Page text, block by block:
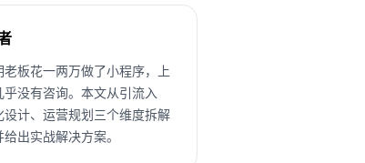
老板花一两万做了小程序，上
乎没有咨询。本文从引流入
设计、运营规划三个维度拆解
出实战解决方案。